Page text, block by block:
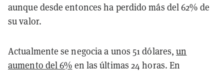
aunque desde entonces ha perdido más del 62% de
su valor.
Actualmente se negocia a unos 51 dólares,un
aumento del 6% en las últimas 24 horas. En